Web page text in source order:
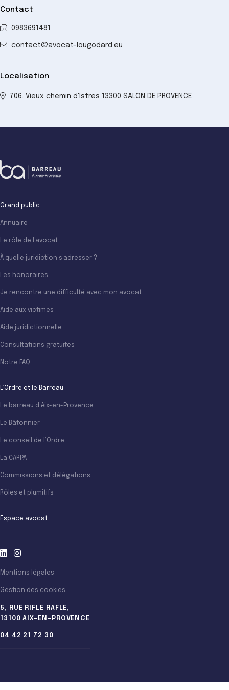
Contact
0983691481
contact@avocat-lougodard.eu
Localisation
706. Vieux chemin d'Istres 13300 SALON DE PROVENCE
Grand public
Annuaire
Le rôle de l’avocat
À quelle juridiction s’adresser ?
Les honoraires
Je rencontre une difficulté avec mon avocat
Aide aux victimes
Aide juridictionnelle
Consultations gratuites
Notre FAQ
L’Ordre et le Barreau
Le barreau d’Aix-en-Provence
Le Bâtonnier
Le conseil de l’Ordre
La CARPA
Commissions et délégations
Rôles et plumitifs
Espace avocat
Mentions légales
Gestion des cookies
5, RUE RIFLE RAFLE,
13100 AIX-EN-PROVENCE
04 42 21 72 30